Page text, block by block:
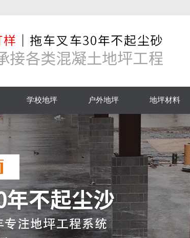
学校地坪 户外地坪 地坪材料